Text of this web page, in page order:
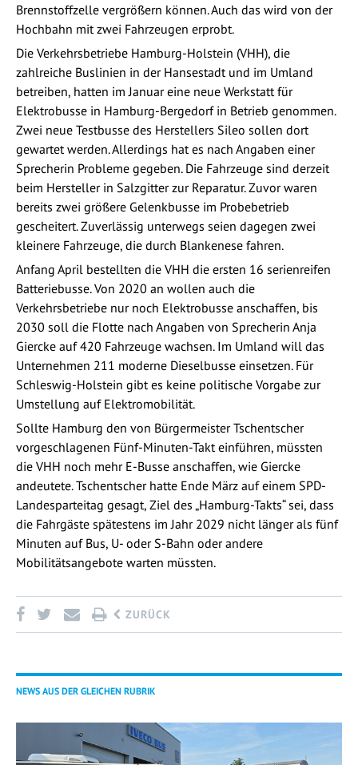
Brennstoffzelle vergrößern können. Auch das wird von der
Hochbahn mit zwei Fahrzeugen erprobt.
Die Verkehrsbetriebe Hamburg-Holstein (VHH), die
zahlreiche Buslinien in der Hansestadt und im Umland
betreiben, hatten im Januar eine neue Werkstatt für
Elektrobusse in Hamburg-Bergedorf in Betrieb genommen.
Zwei neue Testbusse des Herstellers Sileo sollen dort
gewartet werden. Allerdings hat es nach Angaben einer
Sprecherin Probleme gegeben. Die Fahrzeuge sind derzeit
beim Hersteller in Salzgitter zur Reparatur. Zuvor waren
bereits zwei größere Gelenkbusse im Probebetrieb
gescheitert. Zuverlässig unterwegs seien dagegen zwei
kleinere Fahrzeuge, die durch Blankenese fahren.
Anfang April bestellten die VHH die ersten 16 serienreifen
Batteriebusse. Von 2020 an wollen auch die
Verkehrsbetriebe nur noch Elektrobusse anschaffen, bis
2030 soll die Flotte nach Angaben von Sprecherin Anja
Giercke auf 420 Fahrzeuge wachsen. Im Umland will das
Unternehmen 211 moderne Dieselbusse einsetzen. Für
Schleswig-Holstein gibt es keine politische Vorgabe zur
Umstellung auf Elektromobilität.
Sollte Hamburg den von Bürgermeister Tschentscher
vorgeschlagenen Fünf-Minuten-Takt einführen, müssten
die VHH noch mehr E-Busse anschaffen, wie Giercke
andeutete. Tschentscher hatte Ende März auf einem SPD-
Landesparteitag gesagt, Ziel des „Hamburg-Takts“ sei, dass
die Fahrgäste spätestens im Jahr 2029 nicht länger als fünf
Minuten auf Bus, U- oder S-Bahn oder andere
Mobilitätsangebote warten müssten.
ZURÜCK
NEWS AUS DER GLEICHEN RUBRIK